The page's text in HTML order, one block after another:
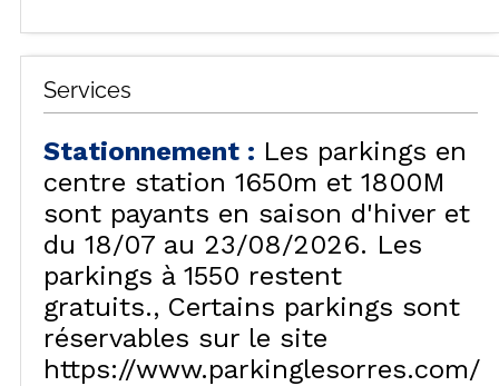
Services
Stationnement : Les parkings en
centre station 1650m et 1800M
sont payants en saison d'hiver et
du 18/07 au 23/08/2026. Les
parkings à 1550 restent
gratuits.
Certains parkings sont
réservables sur le site
https://www.parkinglesorres.com/